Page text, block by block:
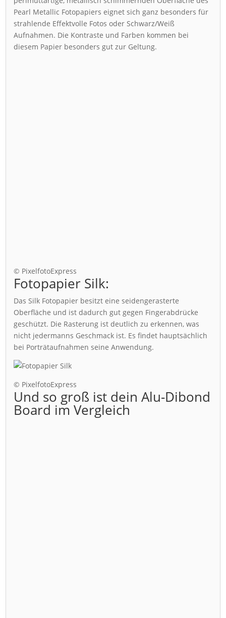
Pearl Metallic Fotopapiers eignet sich ganz besonders für
strahlende Effektvolle Fotos oder Schwarz/Weiß
Aufnahmen. Die Kontraste und Farben kommen bei
diesem Papier besonders gut zur Geltung.
© PixelfotoExpress
Fotopapier Silk:
Das Silk Fotopapier besitzt eine seidengerasterte
Oberfläche und ist dadurch gut gegen Fingerabdrücke
geschützt. Die Rasterung ist deutlich zu erkennen, was
nicht jedermanns Geschmack ist. Es findet hauptsächlich
bei Porträtaufnahmen seine Anwendung.
© PixelfotoExpress
Und so groß ist dein Alu-Dibond
Board im Vergleich